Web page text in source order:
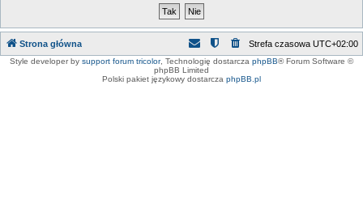
Strona główna Strefa czasowa UTC+02:00
Style developer by support forum tricolor, Technologię dostarcza phpBB® Forum Software ©
phpBB Limited
Polski pakiet językowy dostarcza phpBB.pl